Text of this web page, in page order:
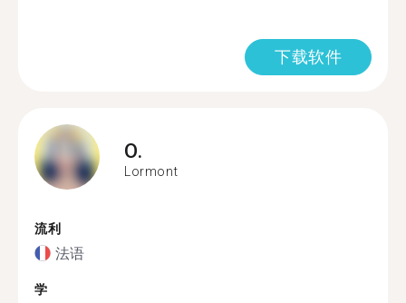
下载软件
O.
Lormont
流利
法语
学